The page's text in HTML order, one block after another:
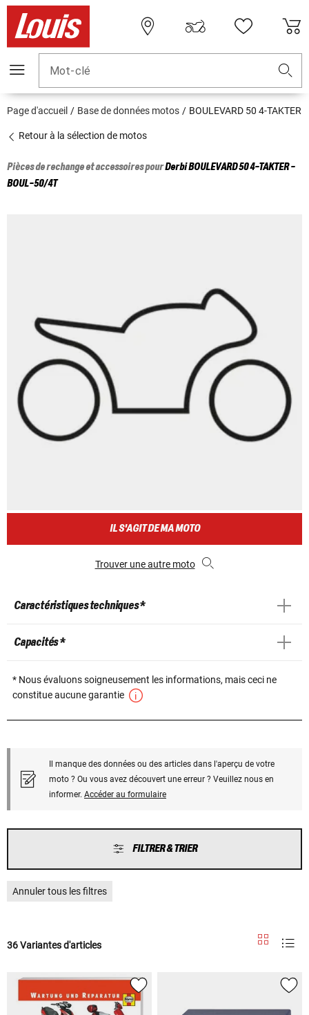
Mot-clé
Page d'accueil Base de données motos BOULEVARD 50 4-TAKTER
Retour à la sélection de motos
Pièces de rechange et accessoires pourDerbiBOULEVARD 50 4-TAKTER -
BOUL-50/4T
IL S'AGIT DE MA MOTO
Trouver une autre moto
Caractéristiques techniques *
Capacités *
* Nous évaluons soigneusement les informations, mais ceci ne
constitue aucune garantie
Il manque des données ou des articles dans l'aperçu de votre
moto ? Ou vous avez découvert une erreur ? Veuillez nous en
informer. Accéder au formulaire
FILTRER & TRIER
Annuler tous les filtres
36 Variantes d'articles